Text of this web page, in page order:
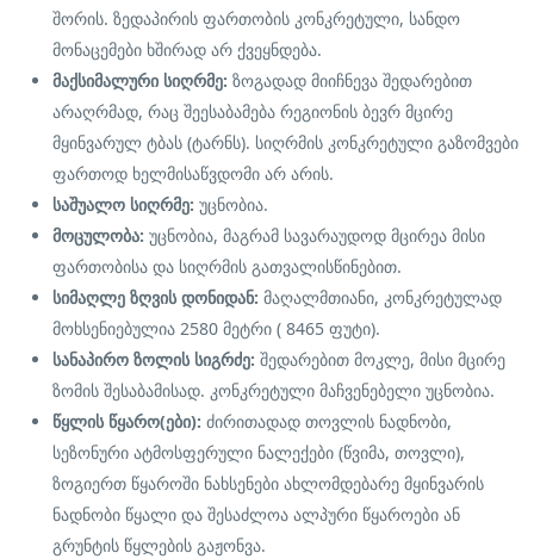
შორის. ზედაპირის ფართობის კონკრეტული, სანდო
მონაცემები ხშირად არ ქვეყნდება.
მაქსიმალური სიღრმე: ზოგადად მიიჩნევა შედარებით
არაღრმად, რაც შეესაბამება რეგიონის ბევრ მცირე
მყინვარულ ტბას (ტარნს). სიღრმის კონკრეტული გაზომვები
ფართოდ ხელმისაწვდომი არ არის.
საშუალო სიღრმე: უცნობია.
მოცულობა: უცნობია, მაგრამ სავარაუდოდ მცირეა მისი
ფართობისა და სიღრმის გათვალისწინებით.
სიმაღლე ზღვის დონიდან: მაღალმთიანი, კონკრეტულად
მოხსენიებულია 2580 მეტრი ( 8465 ფუტი).
სანაპირო ზოლის სიგრძე: შედარებით მოკლე, მისი მცირე
ზომის შესაბამისად. კონკრეტული მაჩვენებელი უცნობია.
წყლის წყარო(ები): ძირითადად თოვლის ნადნობი,
სეზონური ატმოსფერული ნალექები (წვიმა, თოვლი),
ზოგიერთ წყაროში ნახსენები ახლომდებარე მყინვარის
ნადნობი წყალი და შესაძლოა ალპური წყაროები ან
გრუნტის წყლების გაჟონვა.